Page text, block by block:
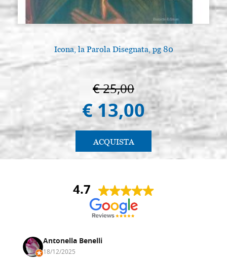
Icona, la Parola Disegnata, pg 80
€ 25,00
€ 13,00
ACQUISTA
4.7
Antonella Benelli
18/12/2025